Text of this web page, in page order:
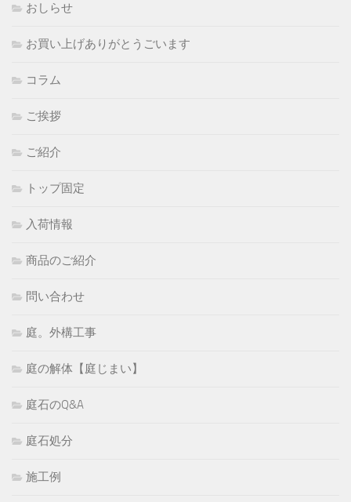
おしらせ
お買い上げありがとうごいます
コラム
ご挨拶
ご紹介
トップ固定
入荷情報
商品のご紹介
問い合わせ
庭。外構工事
庭の解体【庭じまい】
庭石のQ&A
庭石処分
施工例